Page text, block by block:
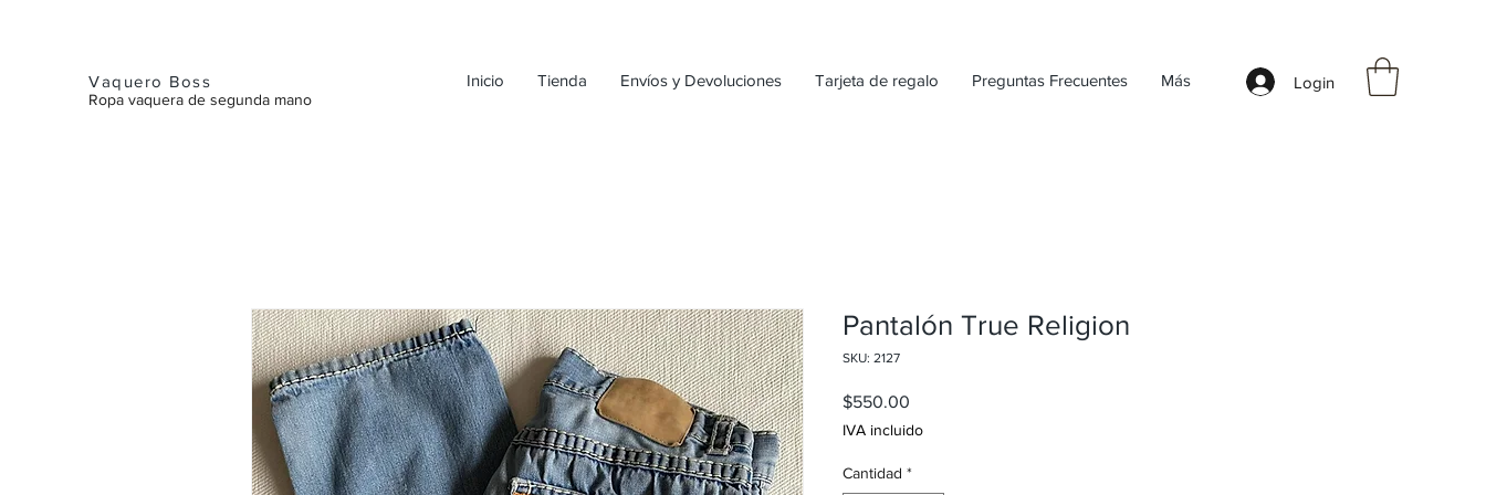
Vaquero Boss
Ropa vaquera de segunda mano
Inicio Tienda Envíos y Devoluciones Tarjeta de regalo Preguntas Frecuentes Más Login
Pantalón True Religion
SKU: 2127
$550.00
IVA incluido
Cantidad *